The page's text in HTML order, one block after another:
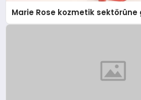
Marie Rose kozmetik sektörüne